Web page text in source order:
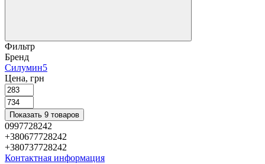
Фильтр
Бренд
Силумин5
Цена, грн
Показать 9 товаров
0997728242
+380677728242
+380737728242
Контактная информация